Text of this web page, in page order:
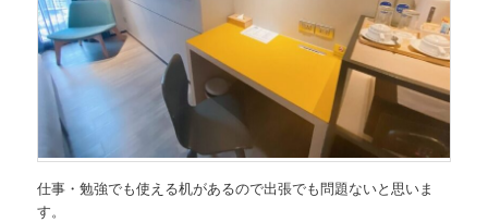
仕事・勉強でも使える机があるので出張でも問題ないと思いま
す。